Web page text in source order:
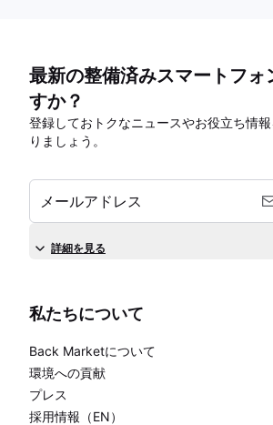
最新の整備済みスマートフォ
すか？
登録しておトクなニュースやお役立ち情
りましょう。
メールアドレス
詳細を見る
私たちについて
Back Marketについて
環境への貢献
プレス
採用情報（EN）